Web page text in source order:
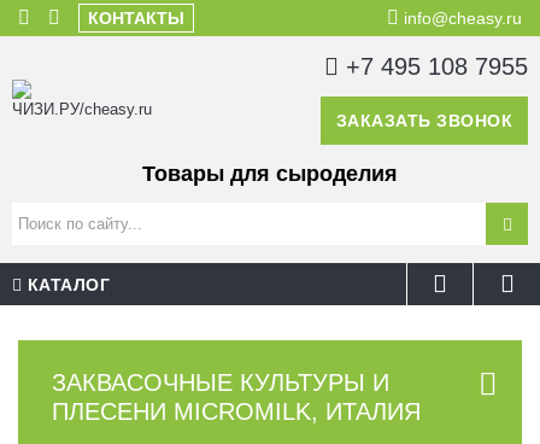
КОНТАКТЫ info@cheasy.ru
+7 495 108 7955
ЗАКАЗАТЬ ЗВОНОК
Товары для сыроделия
КАТАЛОГ
ЗАКВАСОЧНЫЕ КУЛЬТУРЫ И
ПЛЕСЕНИ MICROMILK, ИТАЛИЯ